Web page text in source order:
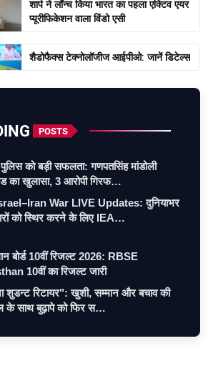
शार्प ने लॉन्च किया भारत का पहला एक्टिव एयर
प्यूरीफिकेशन वाला विंडो एसी
शैडोफैक्स टेक्नोलॉजीज आईपीओ: जानें डिटेल्स
POSTS
को बड़ी सफलता: गणपतसिंह मांडोली
का खुलासा, 3 आरोपी गिरफ…
War LIVE Updates: दुनियाभर
को स्थिर करने के लिए IEA…
बोर्ड 10वीं रिजल्ट 2026: RBSE
10वीं का रिजल्ट जारी
शुडन्ट रिटायर": खुशी, सम्मान और बचाव की
के साथ बुढ़ापे को फिर स…